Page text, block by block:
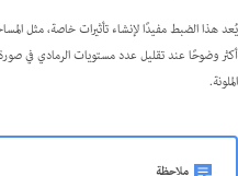
يُعد هذا الضبط مفيدًا لإنشاء تأثيرات خاصة، مثل
أكثر وضوحًا عند تقليل عدد مستويات الرمادي في
الملونة.